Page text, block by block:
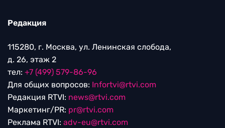
Редакция
115280, г. Москва, ул. Ленинская слобода,
д. 26, этаж 2
тел: +7 (499) 579-86-96
Для общих вопросов: Infortvi@rtvi.com
Редакция RTVI: news@rtvi.com
Маркетинг/PR: pr@rtvi.com
Реклама RTVI: adv-eu@rtvi.com